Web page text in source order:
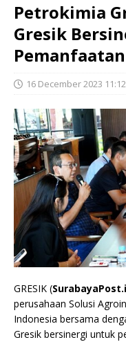
Petrokimia
Gresik
16 December 2023
GRESIK (
perusahaan Solusi
Indonesia bersama
Gresik bersinergi untuk